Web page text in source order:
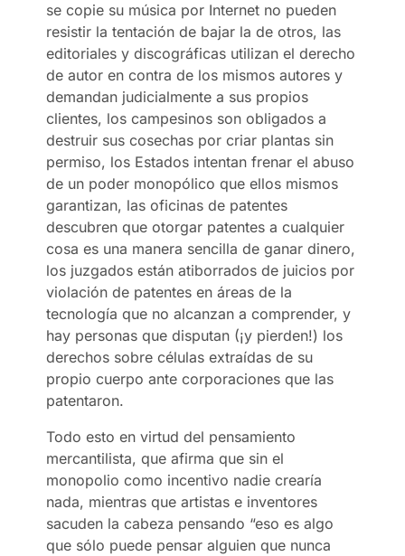
se copie su música por Internet no pueden
resistir la tentación de bajar la de otros, las
editoriales y discográficas utilizan el derecho
de autor en contra de los mismos autores y
demandan judicialmente a sus propios
clientes, los campesinos son obligados a
destruir sus cosechas por criar plantas sin
permiso, los Estados intentan frenar el abuso
de un poder monopólico que ellos mismos
garantizan, las oficinas de patentes
descubren que otorgar patentes a cualquier
cosa es una manera sencilla de ganar dinero,
los juzgados están atiborrados de juicios por
violación de patentes en áreas de la
tecnología que no alcanzan a comprender, y
hay personas que disputan (¡y pierden!) los
derechos sobre células extraídas de su
propio cuerpo ante corporaciones que las
patentaron.
Todo esto en virtud del pensamiento
mercantilista, que afirma que sin el
monopolio como incentivo nadie crearía
nada, mientras que artistas e inventores
sacuden la cabeza pensando “eso es algo
que sólo puede pensar alguien que nunca